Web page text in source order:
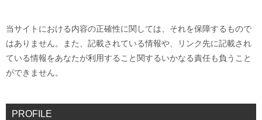
当サイトにおける内容の正確性に関しては、それを保障するもので
はありません。また、記載されている情報や、リンク先に記載され
ている情報をあなたが利用すること関するいかなる責任も負うこと
ができません。
PROFILE